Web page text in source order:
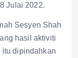
Julai 2022.
Sesyen Shah
hasil aktiviti
itu dipindahkan